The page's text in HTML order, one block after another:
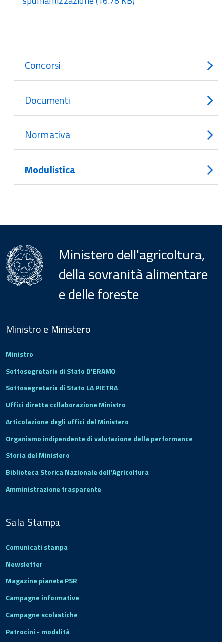
Concorsi
Documenti
Normativa
Modulistica
Ministero dell'agricoltura,
della sovranità alimentare
e delle foreste
Footer
Ministro e Ministero
Ministro
Sottosegretario di Stato D'ERAMO
Sottosegretario di Stato LA PIETRA
Uffici diretta collaborazione Ministro
Articolazione degli uffici del Ministero
Organismo indipendente di valutazione della performance
Storia del Ministero
Biblioteca Storica Nazionale dell'Agricoltura
Amministrazione trasparente
Sala Stampa
Comunicati stampa
Newsletter
Magazine pianeta PSR
Campagne informative
Campagne scolastiche
Patrocini - modalità